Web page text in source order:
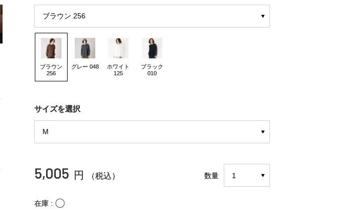
ブラウン
256
グレー 048
ホワイト
125
ブラック
010
サイズを選択
5,005 円 （税込） 数量
在庫 〇